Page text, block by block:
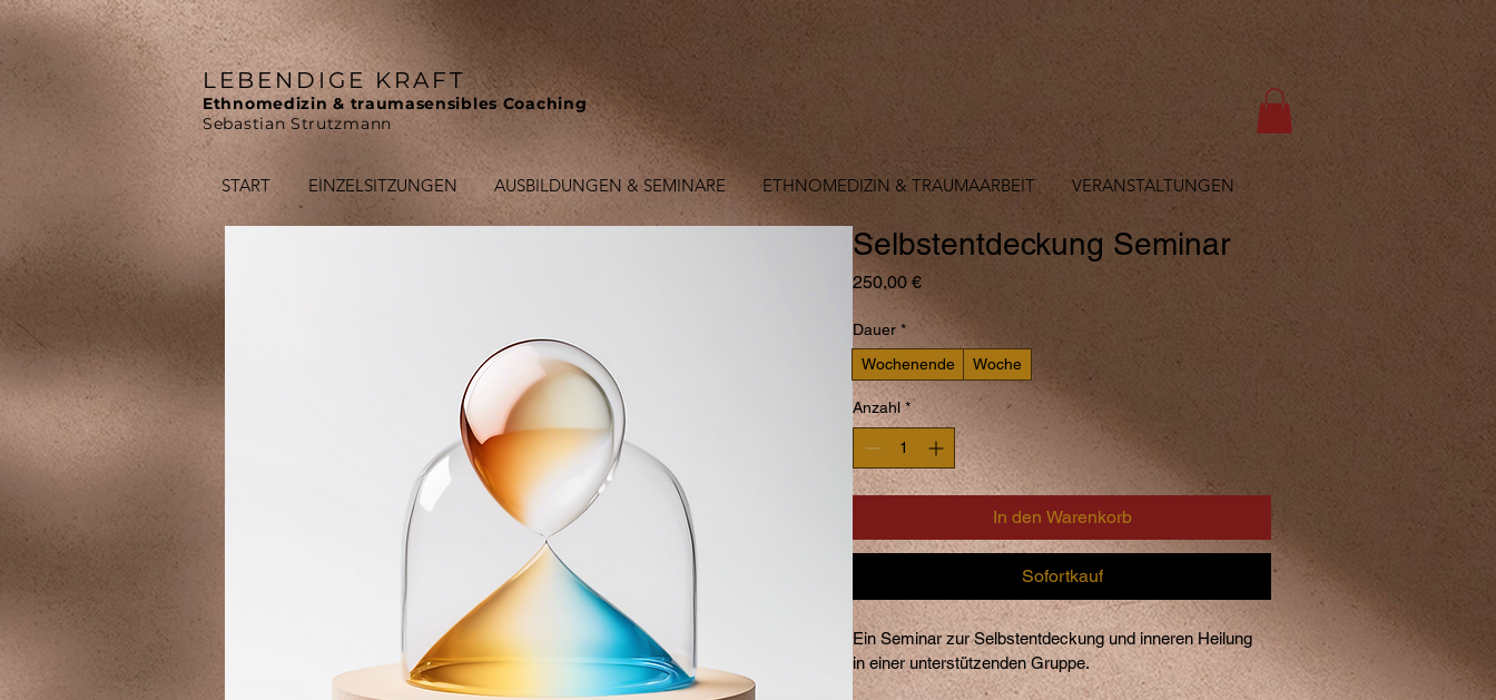
LEBENDIGE KRAFT
Ethnomedizin & traumasensibles Coaching
Sebastian Strutzmann
START EINZELSITZUNGEN AUSBILDUNGEN & SEMINARE ETHNOMEDIZIN & TRAUMAARBEIT VERANSTALTUNGEN
Selbstentdeckung Seminar
250,00 €Preis
Dauer *
Wochenende
Woche
Anzahl *
In den Warenkorb
Sofortkauf
Ein Seminar zur Selbstentdeckung und inneren Heilung
in einer unterstützenden Gruppe.